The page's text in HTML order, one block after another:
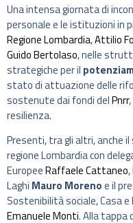
Una intensa giornata di
personale e le istituzioni in
Regione Lombardia,Attilio
Guido Bertolaso, nelle
strategiche per il
stato di attuazione delle
sostenute dai fondi delPnrr
resilienza.
Presenti, tra gli altri, anche
regione Lombardia con
EuropeeRaffaele Cattaneo
Laghi Mauro Morenoe il
Sostenibilità sociale, Casa e
Emanuele Monti. Alla